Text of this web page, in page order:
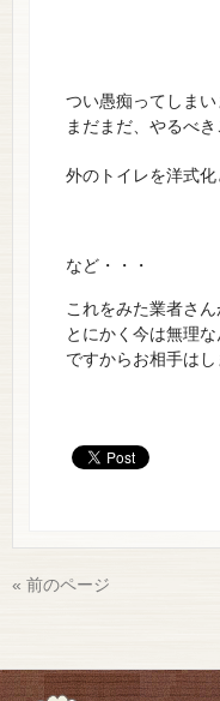
つい愚痴ってしま
まだまだ、やるべ
外のトイレを洋式
など・・・
これをみた業者さ
とにかく今は無理な
ですからお相手はし
« 前のページ